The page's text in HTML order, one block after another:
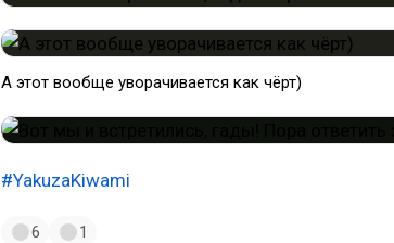
А этот вообще уворачивается как чёрт)
#YakuzaKiwami
6 1